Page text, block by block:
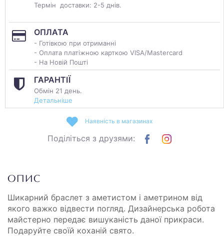
Термін доставки: 2-5 днів.
ОПЛАТА
- Готівкою при отриманні
- Оплата платіжною карткою VISA/Mastercard
- На Новій Пошті
ГАРАНТІЇ
Обмін 21 день.
Детальніше
Наявність в магазинах
Поділіться з друзями:
ОПИС
Шикарний браслет з аметистом і аметрином від
якого важко відвести погляд. Дизайнерська робота
майстерно передає вишуканість даної прикраси.
Подаруйте своїй коханій свято.